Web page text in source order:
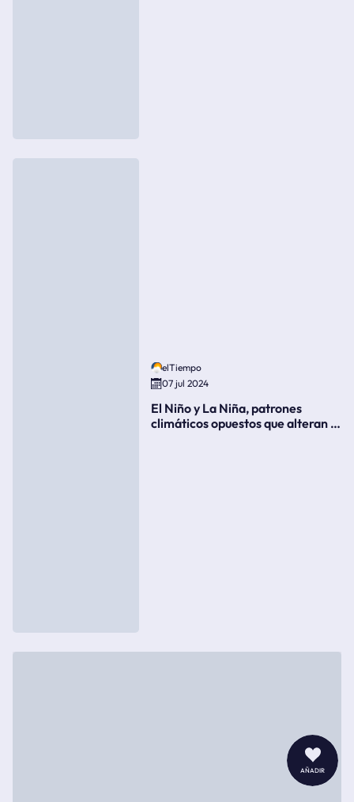
añadir
elTiempo
07 jul 2024
El Niño y La Niña, patrones
climáticos opuestos que alteran la